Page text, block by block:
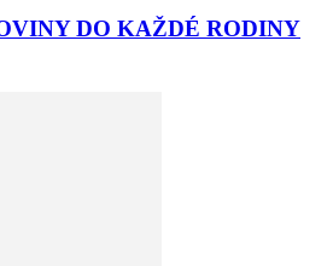
DO KAŽDÉ RODINY